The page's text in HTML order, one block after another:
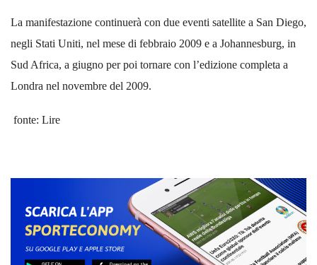
La manifestazione continuerà con due eventi satellite a San Diego,
negli Stati Uniti, nel mese di febbraio 2009 e a Johannesburg, in
Sud Africa, a giugno per poi tornare con l’edizione completa a
Londra nel novembre del 2009.
fonte: Lire